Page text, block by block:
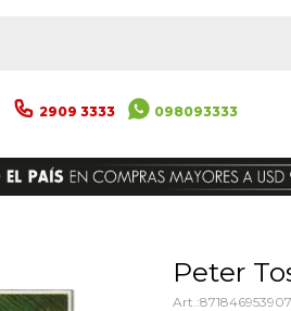
2909 3333 098093333
Peter